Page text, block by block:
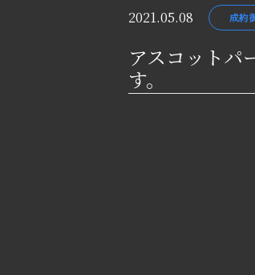
2021.05.08 成約
アスコットパ
す。